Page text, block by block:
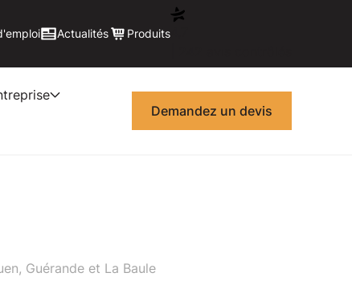
Actualités Produits4,7
Demandez un devis
Guérande et La Baule